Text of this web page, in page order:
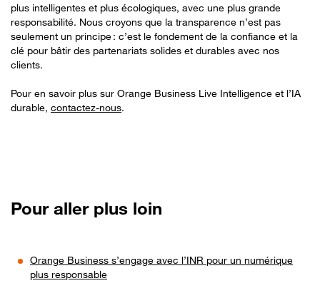
plus intelligentes et plus écologiques, avec une plus grande
responsabilité. Nous croyons que la transparence n’est pas
seulement un principe : c’est le fondement de la confiance et la
clé pour bâtir des partenariats solides et durables avec nos
clients.
Pour en savoir plus sur Orange Business Live Intelligence et l’IA
durable, contactez-nous.
Pour aller plus loin
Orange Business s’engage avec l’INR pour un numérique
plus responsable